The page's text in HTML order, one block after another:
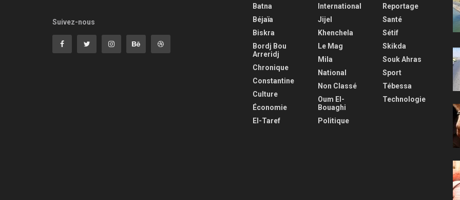
Suivez-nous
Batna
Béjaïa
Biskra
Bordj Bou
Arreridj
Chronique
Constantine
Culture
Économie
El-Taref
International
Jijel
Khenchela
Le Mag
Mila
National
Non Classé
Oum El-
Bouaghi
Politique
Reportage
Santé
Sétif
Skikda
Souk Ahras
Sport
Tébessa
Technologie